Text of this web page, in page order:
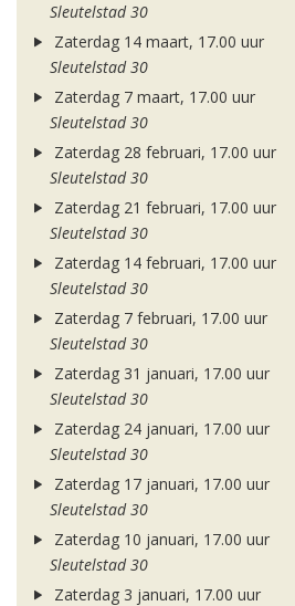
Sleutelstad 30
Zaterdag 14 maart, 17.00 uur
Sleutelstad 30
Zaterdag 7 maart, 17.00 uur
Sleutelstad 30
Zaterdag 28 februari, 17.00 uur
Sleutelstad 30
Zaterdag 21 februari, 17.00 uur
Sleutelstad 30
Zaterdag 14 februari, 17.00 uur
Sleutelstad 30
Zaterdag 7 februari, 17.00 uur
Sleutelstad 30
Zaterdag 31 januari, 17.00 uur
Sleutelstad 30
Zaterdag 24 januari, 17.00 uur
Sleutelstad 30
Zaterdag 17 januari, 17.00 uur
Sleutelstad 30
Zaterdag 10 januari, 17.00 uur
Sleutelstad 30
Zaterdag 3 januari, 17.00 uur